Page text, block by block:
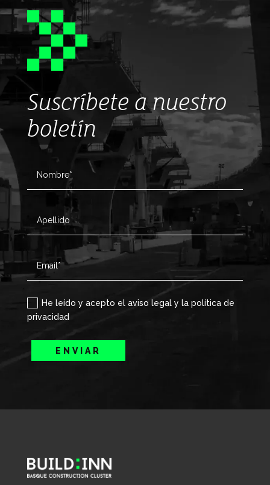
Suscríbete a nuestro
boletín
He leído y acepto el aviso legal y la política de
privacidad
ENVIAR